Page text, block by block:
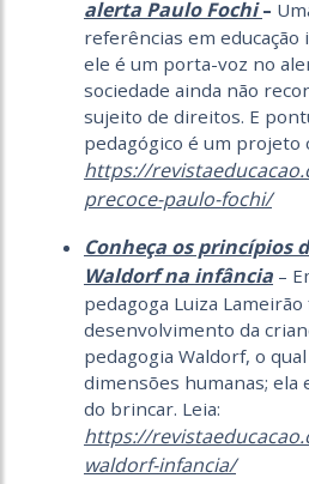
alerta Paulo Fochi–
referências em educação
ele é um porta-voz no
sociedade ainda não
sujeito de direitos. E
pedagógico é um projeto
https://
precoce-paulo-fochi/
Conheça os princípios
Waldorf na infância –
pedagoga Luiza
desenvolvimento da
pedagogia Waldorf, o
dimensões humanas; ela
do brincar. Leia:
https://
waldorf-infancia/